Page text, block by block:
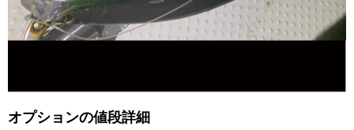
オプションの値段詳細